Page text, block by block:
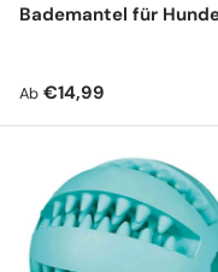
Bademantel für
Normaler Preis
Ab €14,99